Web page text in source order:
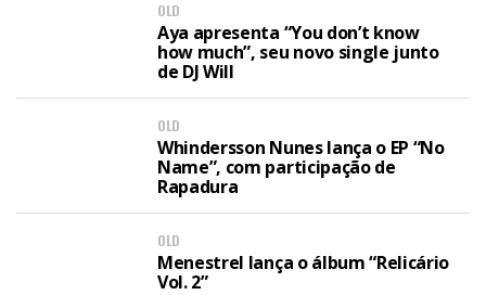
OLD
Aya apresenta “You don’t know
how much”, seu novo single junto
de DJ Will
OLD
Whindersson Nunes lança o EP “No
Name”, com participação de
Rapadura
OLD
Menestrel lança o álbum “Relicário
Vol. 2”